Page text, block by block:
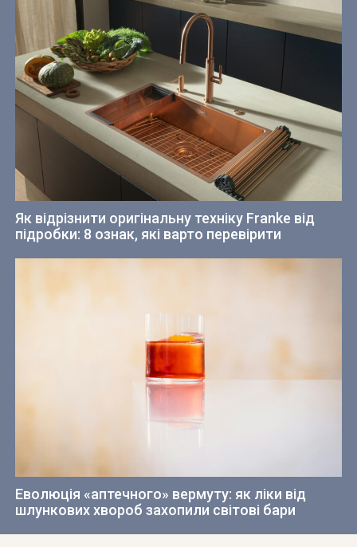
Як відрізнити оригінальну техніку Franke від
підробки: 8 ознак, які варто перевірити
Еволюція «аптечного» вермуту: як ліки від
шлункових хвороб захопили світові бари